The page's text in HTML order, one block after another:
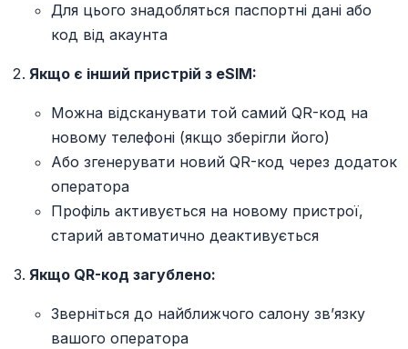
Для цього знадобляться паспортні дані або
код від акаунта
Якщо є інший пристрій з eSIM:
Можна відсканувати той самий QR-код на
новому телефоні (якщо зберігли його)
Або згенерувати новий QR-код через додаток
оператора
Профіль активується на новому пристрої,
старий автоматично деактивується
Якщо QR-код загублено:
Зверніться до найближчого салону зв’язку
вашого оператора